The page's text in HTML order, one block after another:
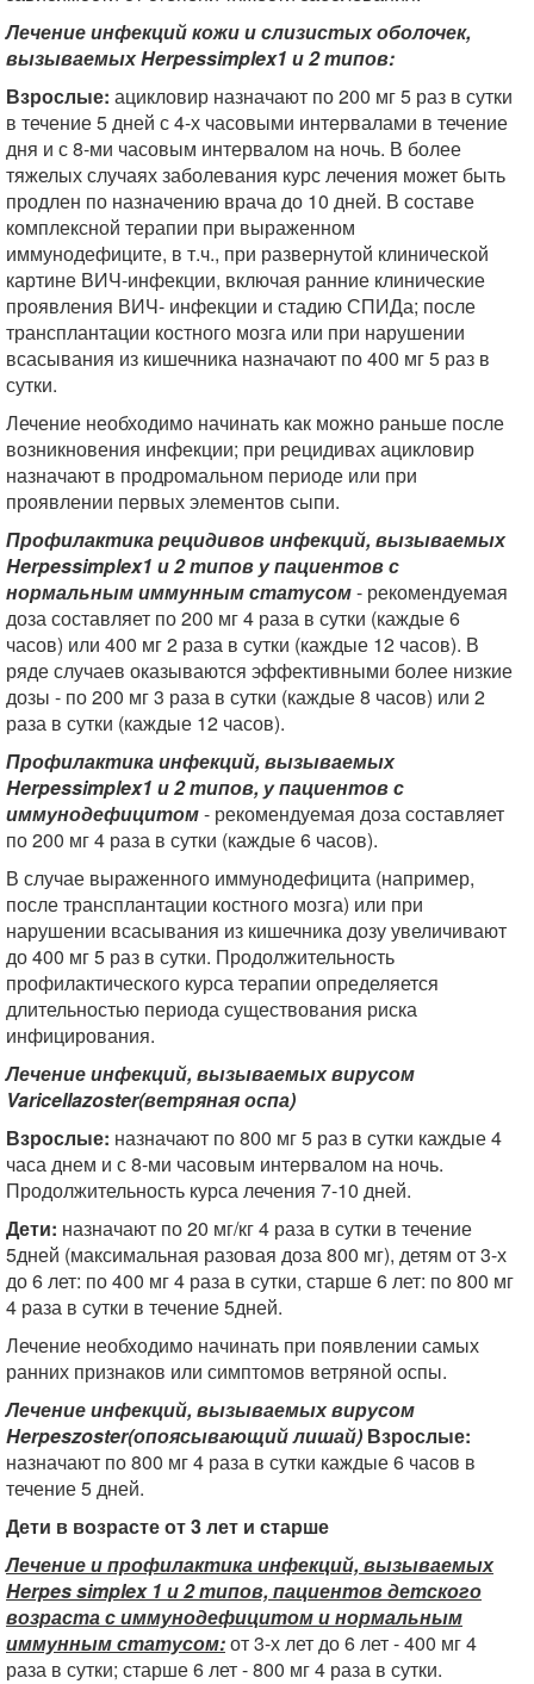
Лечение инфекций кожи и слизистых оболочек,
вызываемыхHerpessimplex1 и 2 типов:
Взрослые: ацикловир назначают по 200 мг 5 раз в сутки
в течение 5 дней с 4-х часовыми интервалами в течение
дня и с 8-ми часовым интервалом на ночь. В более
тяжелых случаях заболевания курс лечения может быть
продлен по назначению врача до 10 дней. В составе
комплексной терапии при выраженном
иммунодефиците, в т.ч., при развернутой клинической
картине ВИЧ-инфекции, включая ранние клинические
проявления ВИЧ- инфекции и стадию СПИДа; после
трансплантации костного мозга или при нарушении
всасывания из кишечника назначают по 400 мг 5 раз в
сутки.
Лечение необходимо начинать как можно раньше после
возникновения инфекции; при рецидивах ацикловир
назначают в продромальном периоде или при
проявлении первых элементов сыпи.
Профилактика рецидивов инфекций, вызываемых
Herpessimplex1 и 2 типов у пациентов с
нормальным иммунным статусом- рекомендуемая
доза составляет по 200 мг 4 раза в сутки (каждые 6
часов) или 400 мг 2 раза в сутки (каждые 12 часов). В
ряде случаев оказываются эффективными более низкие
дозы - по 200 мг 3 раза в сутки (каждые 8 часов) или 2
раза в сутки (каждые 12 часов).
Профилактика инфекций, вызываемых
Herpessimplex1 и 2 типов, у пациентов с
иммунодефицитом- рекомендуемая доза составляет
по 200 мг 4 раза в сутки (каждые 6 часов).
В случае выраженного иммунодефицита (например,
после трансплантации костного мозга) или при
нарушении всасывания из кишечника дозу увеличивают
до 400 мг 5 раз в сутки. Продолжительность
профилактического курса терапии определяется
длительностью периода существования риска
инфицирования.
Лечение инфекций, вызываемых вирусом
Varicellazoster(ветряная оспа)
Взрослые: назначают по 800 мг 5 раз в сутки каждые 4
часа днем и с 8-ми часовым интервалом на ночь.
Продолжительность курса лечения 7-10 дней.
Дети: назначают по 20 мг/кг 4 раза в сутки в течение
5дней (максимальная разовая доза 800 мг), детям от 3-х
до 6 лет: по 400 мг 4 раза в сутки, старше 6 лет: по 800 мг
4 раза в сутки в течение 5дней.
Лечение необходимо начинать при появлении самых
ранних признаков или симптомов ветряной оспы.
Лечение инфекций, вызываемых вирусом
Herpeszoster(опоясывающий лишай) Взрослые:
назначают по 800 мг 4 раза в сутки каждые 6 часов в
течение 5 дней.
Дети в возрасте от 3 лет и старше
Лечение и профилактика инфекций, вызываемых
Herpessimplex 1 и 2 типов, пациентов детского
возраста с иммунодефицитом и нормальным
иммунным статусом:от 3-х лет до 6 лет - 400 мг 4
раза в сутки; старше 6 лет - 800 мг 4 раза в сутки.